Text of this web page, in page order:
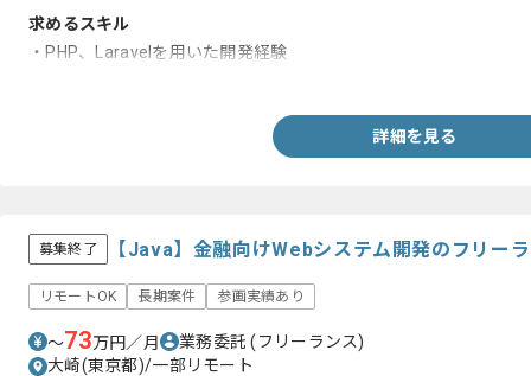
求めるスキル
・PHP、Laravelを用いた開発経験
詳細を見る
募集終了 【Java】金融向けWebシステム開発のフリー
リモートOK 長期案件 参画実績あり
〜73万円／月 業務委託(フリーランス)
大崎(東京都)/一部リモート